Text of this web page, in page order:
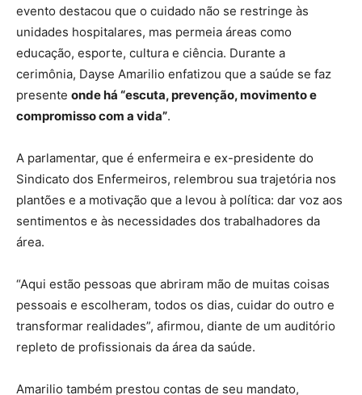
evento destacou que o cuidado não se restringe às
unidades hospitalares, mas permeia áreas como
educação, esporte, cultura e ciência. Durante a
cerimônia, Dayse Amarilio enfatizou que a saúde se faz
presente onde há “escuta, prevenção, movimento e
compromisso com a vida”.
A parlamentar, que é enfermeira e ex-presidente do
Sindicato dos Enfermeiros, relembrou sua trajetória nos
plantões e a motivação que a levou à política: dar voz aos
sentimentos e às necessidades dos trabalhadores da
área.
“Aqui estão pessoas que abriram mão de muitas coisas
pessoais e escolheram, todos os dias, cuidar do outro e
transformar realidades”, afirmou, diante de um auditório
repleto de profissionais da área da saúde.
Amarilio também prestou contas de seu mandato,